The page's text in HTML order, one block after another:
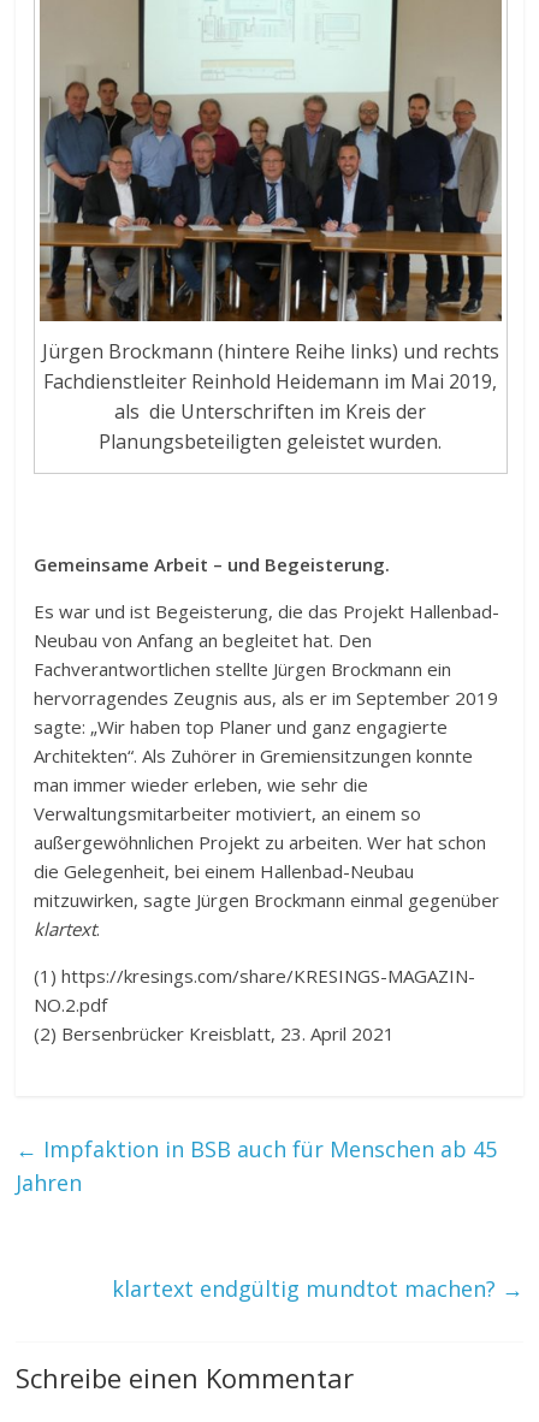
Jürgen Brockmann (hintere Reihe links) und rechts
Fachdienstleiter Reinhold Heidemann im Mai 2019,
als die Unterschriften im Kreis der
Planungsbeteiligten geleistet wurden.
Gemeinsame Arbeit – und Begeisterung.
Es war und ist Begeisterung, die das Projekt Hallenbad-
Neubau von Anfang an begleitet hat. Den
Fachverantwortlichen stellte Jürgen Brockmann ein
hervorragendes Zeugnis aus, als er im September 2019
sagte: „Wir haben top Planer und ganz engagierte
Architekten“. Als Zuhörer in Gremiensitzungen konnte
man immer wieder erleben, wie sehr die
Verwaltungsmitarbeiter motiviert, an einem so
außergewöhnlichen Projekt zu arbeiten. Wer hat schon
die Gelegenheit, bei einem Hallenbad-Neubau
mitzuwirken, sagte Jürgen Brockmann einmal gegenüber
klartext.
(1) https://kresings.com/share/KRESINGS-MAGAZIN-
NO.2.pdf
(2) Bersenbrücker Kreisblatt, 23. April 2021
← Impfaktion in BSB auch für Menschen ab 45
Jahren
klartext endgültig mundtot machen? →
Schreibe einen Kommentar